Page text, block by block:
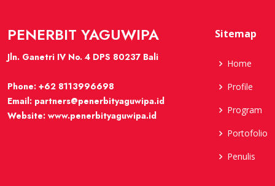
PENERBIT YAGUWIPA
Jln. Ganetri IV No. 4 DPS 80237 Bali
Phone: +62 8113996698
Email: partners@penerbityaguwipa.id
Website: www.penerbityaguwipa.id
Sitemap
Home
Profile
Program
Portofolio
Penulis